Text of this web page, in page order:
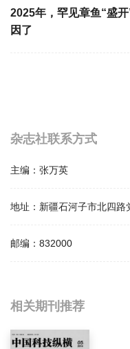
2025年，罕见章鱼“盛
因了
杂志社联系方式
主编： 张万英
地址： 新疆石河子市北四路
邮编： 832000
相关提问
石河子科技影响因子是多
相关期刊推荐